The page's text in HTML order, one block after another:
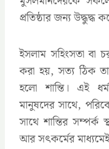
প্রতিষ্ঠার জন্য উদ্ধুদ্ধ
ইসলাম সহিংসতা বা
করা হয়, সত্য ঠিক
হলো শান্তি। এই
মানুষদের সাথে,
সাথে শান্তির সম্পর্ক
আর সৎকর্মের